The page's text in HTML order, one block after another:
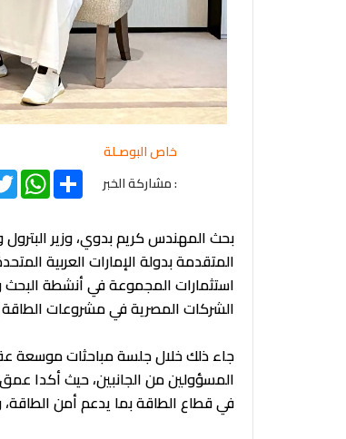
خاص البوصـلة
: مشاركة الخبر
Share
بحث المهندس كريم بدوي، وزير البترول
المتقدمة بدولة الإمارات العربية
استثمارات المجموعة في أنشطة البحث
الشركات المصرية في مشروعات الطاقة
جاء ذلك خلال جلسة مباحثات موسعة
المسؤولين من الجانبين، حيث أكدا عمق
في قطاع الطاقة بما يدعم أمن الطاقة،